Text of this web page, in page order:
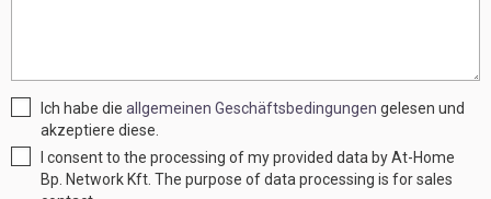
Ich habe dieallgemeinen Geschäftsbedingungen gelesen und
akzeptiere diese.
I consent to the processing of my provided data by At-Home
Bp. Network Kft. The purpose of data processing is for sales